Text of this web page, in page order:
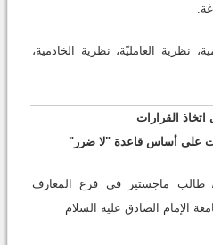
نظریة العاملیّة، نظریة الخادمیة،
اتخاذ القرارات
على أساس قاعدة "لا ضرر"
طالب ماجستیر فی فرع المعارف
الإمام الصادق علیه السلام